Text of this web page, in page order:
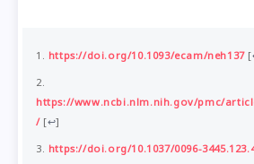
https://doi.org/10.1093/ecam/neh137[
https://www.ncbi.nlm.nih.gov/pmc/
/[↩]
https://doi.org/10.1037/0096-